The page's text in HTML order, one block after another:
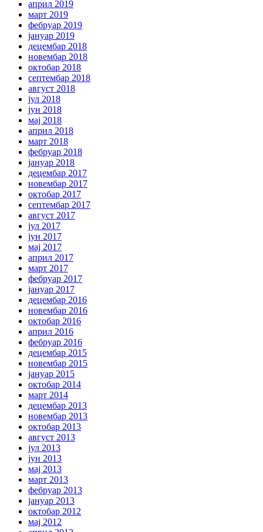
април 2019
март 2019
фебруар 2019
јануар 2019
децембар 2018
новембар 2018
октобар 2018
септембар 2018
август 2018
јул 2018
јун 2018
мај 2018
април 2018
март 2018
фебруар 2018
јануар 2018
децембар 2017
новембар 2017
октобар 2017
септембар 2017
август 2017
јул 2017
јун 2017
мај 2017
април 2017
март 2017
фебруар 2017
јануар 2017
децембар 2016
новембар 2016
октобар 2016
април 2016
фебруар 2016
децембар 2015
новембар 2015
јануар 2015
октобар 2014
март 2014
децембар 2013
новембар 2013
октобар 2013
август 2013
јул 2013
јун 2013
мај 2013
март 2013
фебруар 2013
јануар 2013
октобар 2012
мај 2012